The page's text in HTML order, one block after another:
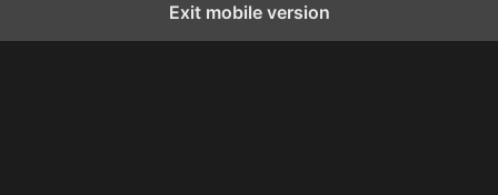
Exit mobile version